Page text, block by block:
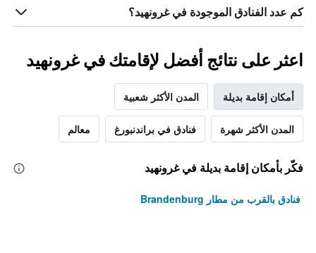
كم عدد الفنادق الموجودة في غرونهيد؟
اعثر على نتائج أفضل لإقامتك في غرونهيد
أمكان إقامة بديلة المدن الأكثر شعبية
المدن الأكثر شهرة فنادق في براندنبورغ معالم
فكّر بأمكان إقامة بديلة في غرونهيد
فنادق بالقرب من مطار Brandenburg